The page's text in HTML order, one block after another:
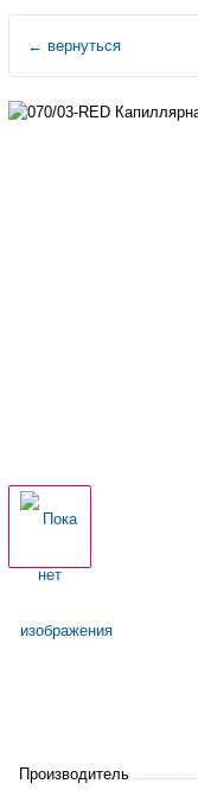
← вернуться
Производитель